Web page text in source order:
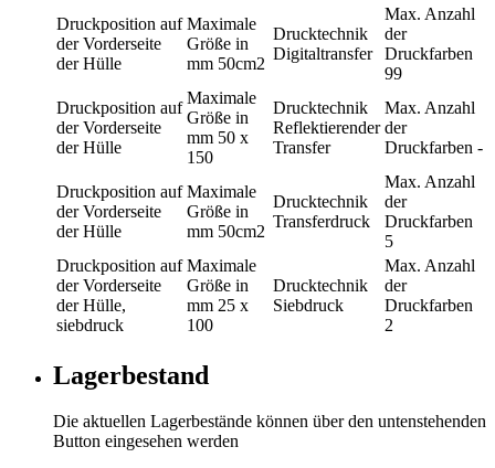
Druckposition auf
der Vorderseite
der Hülle
Maximale
Größe in
mm 50cm2
Drucktechnik
Digitaltransfer
Max. Anzahl
der
Druckfarben
99
Druckposition auf
der Vorderseite
der Hülle
Maximale
Größe in
mm 50 x
150
Drucktechnik
Reflektierender
Transfer
Max. Anzahl
der
Druckfarben -
Druckposition auf
der Vorderseite
der Hülle
Maximale
Größe in
mm 50cm2
Drucktechnik
Transferdruck
Max. Anzahl
der
Druckfarben
5
Druckposition auf
der Vorderseite
der Hülle,
siebdruck
Maximale
Größe in
mm 25 x
100
Drucktechnik
Siebdruck
Max. Anzahl
der
Druckfarben
2
Lagerbestand
Die aktuellen Lagerbestände können über den untenstehenden
Button eingesehen werden